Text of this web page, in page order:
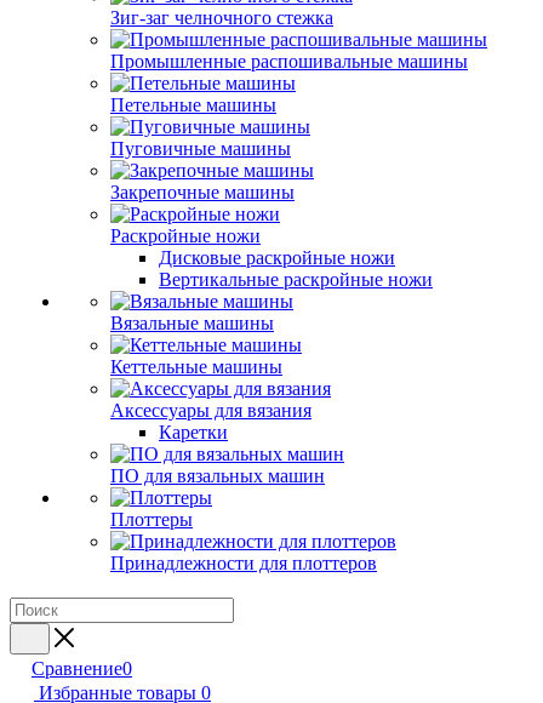
Зиг-заг челночного стежка
Промышленные распошивальные машины
Петельные машины
Пуговичные машины
Закрепочные машины
Раскройные ножи
Дисковые раскройные ножи
Вертикальные раскройные ножи
Вязальные машины
Кеттельные машины
Аксессуары для вязания
Каретки
ПО для вязальных машин
Плоттеры
Принадлежности для плоттеров
Сравнение0
Избранные товары 0